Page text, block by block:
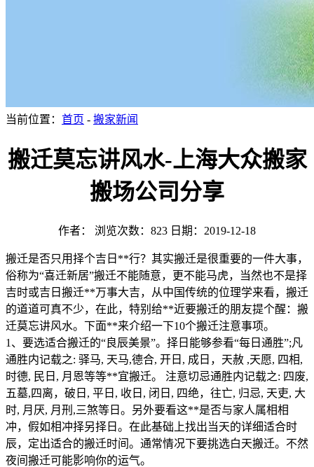
当前位置： 首页 - 搬家新闻
搬迁莫忘讲风水-上海大众搬家
搬场公司分享
作者： 浏览次数：823 日期：2019-12-18
搬迁是否只用择个吉日**行？其实搬迁是很重要的一件大事，
俗称为“喜迁新居”搬迁不能随意，更不能马虎，当然也不是择
吉时或吉日搬迁**万事大吉，从中国传统的位理学来看，搬迁
的道道可真不少，在此，特别给**近要搬迁的朋友提个醒：搬
迁莫忘讲风水。下面**来介绍一下10个搬迁注意事项。
1、要选适合搬迁的“良辰美景”。择日能够参看“每日通胜”;凡
通胜内记载之: 驿马, 天马,德合, 开日, 成日，天赦 ,天愿, 四相,
时德, 民日, 月恩等等**宜搬迁。 注意切忌通胜内记载之: 四废,
五墓,四离，破日, 平日, 收日, 闭日, 四绝，往亡, 归忌, 天吏, 大
时, 月厌, 月刑,三煞等日。另外要看这**是否与家人属相相
冲，假如相冲择另择日。在此基础上找出当天的详细适合时
辰，定出适合的搬迁时间。通常情况下要挑选白天搬迁。不然
夜间搬迁可能影响你的运气。